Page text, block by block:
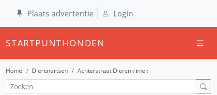
Plaats advertentie Login
STARTPUNTHONDEN
Home Dierenartsen Achterstraat Dierenkliniek